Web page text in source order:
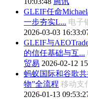
GLEIF任命
一步夯实L... 电子
2026-03-03
GLEIF与
的信任基础与互...
贸易 2026-02-12
蚂蚁国际和谷歌
物”全流程 移动
2026-01-13